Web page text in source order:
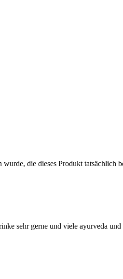
die dieses Produkt tatsächlich
sehr gerne und viele ayurveda